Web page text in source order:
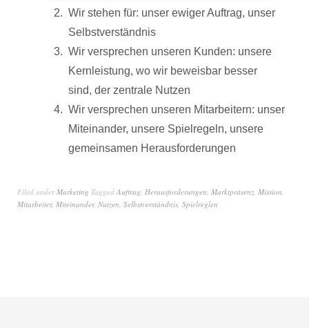
Wir stehen für: unser ewiger Auftrag, unser
Selbstverständnis
Wir versprechen unseren Kunden: unsere
Kernleistung, wo wir beweisbar besser
sind, der zentrale Nutzen
Wir versprechen unseren Mitarbeitern: unser
Miteinander, unsere Spielregeln, unsere
gemeinsamen Herausforderungen
Filed underMarketing Tagged Auftrag, Herausforderungen, Marktpräsenz, Mission,
Mitarbeiter, Miteinander, Nutzen, Selbstverständnis, Spielreglen